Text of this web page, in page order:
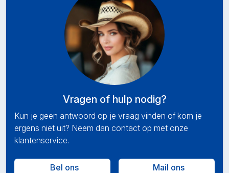
Vragen of hulp nodig?
Kun je geen antwoord op je vraag vinden of kom je
ergens niet uit? Neem dan contact op met onze
klantenservice.
Bel ons Mail ons